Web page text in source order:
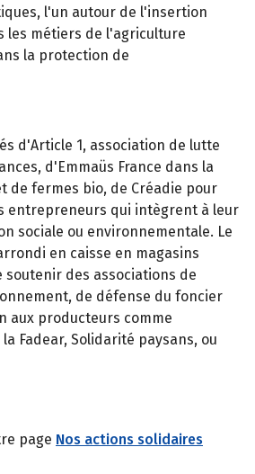
l'un autour de l'insertion
les métiers de l'agriculture
la protection de
d'Article 1, association de lutte
d'Emmaüs France dans la
de fermes bio, de Créadie pour
entrepreneurs qui intègrent à leur
sociale ou environnementale. Le
en caisse en magasins
soutenir des associations de
de défense du foncier
aux producteurs comme
Fadear, Solidarité paysans, ou
page Nos actions solidaires